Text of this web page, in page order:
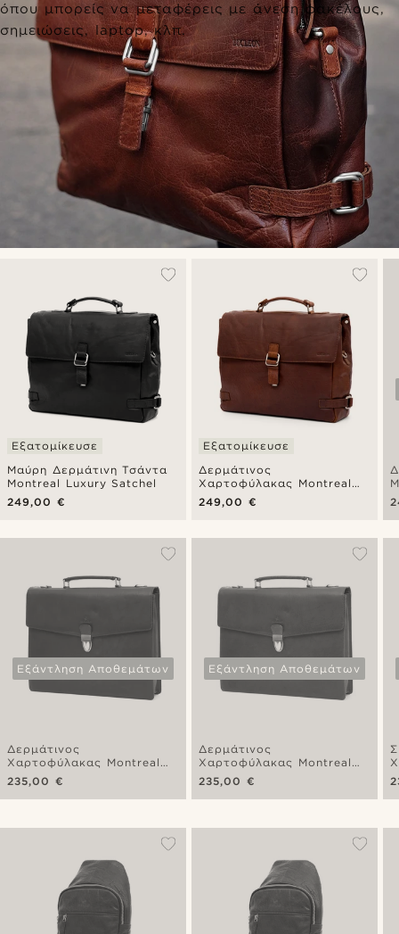
όπου μπορείς να μεταφέρεις με άνεση φακέλους,
σημειώσεις, laptop, κλπ.
Μαύρη Δερμάτινη Τσάντα
Montreal Luxury Satchel
Εξατομίκευσε
249,00 €
Δερμάτινος
Χαρτοφύλακας Montreal
Luxury Tan Satchel
Εξατομίκευσε
249,00 €
Εξάντληση Αποθεμάτων
Δερμάτινος
Χαρτοφύλακας Montreal
Olive Satchel
235,00 €
Εξάντληση Αποθεμάτων
Δερμάτινος
Χαρτοφύλακας Montreal
Tan Satchel
235,00 €